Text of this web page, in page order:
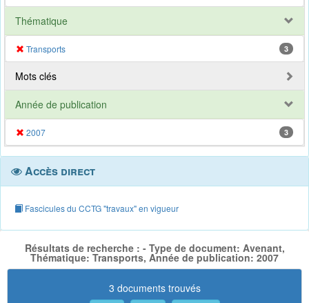
Thématique
Transports 3
Mots clés
Année de publication
2007 3
Accès direct
Fascicules du CCTG "travaux" en vigueur
Résultats de recherche : - Type de document: Avenant,
Thématique: Transports, Année de publication: 2007
3 documents trouvés